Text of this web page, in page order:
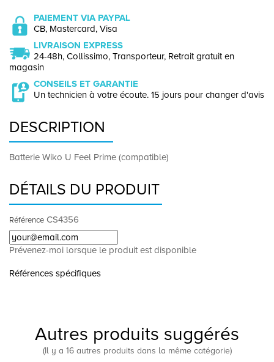
PAIEMENT VIA PAYPAL
CB, Mastercard, Visa
LIVRAISON EXPRESS
24-48h, Collissimo, Transporteur, Retrait gratuit en
magasin
CONSEILS ET GARANTIE
Un technicien à votre écoute. 15 jours pour changer d'avis
DESCRIPTION
Batterie Wiko U Feel Prime (compatible)
DÉTAILS DU PRODUIT
Référence CS4356
Prévenez-moi lorsque le produit est disponible
Références spécifiques
Autres produits suggérés
(Il y a 16 autres produits dans la même catégorie)